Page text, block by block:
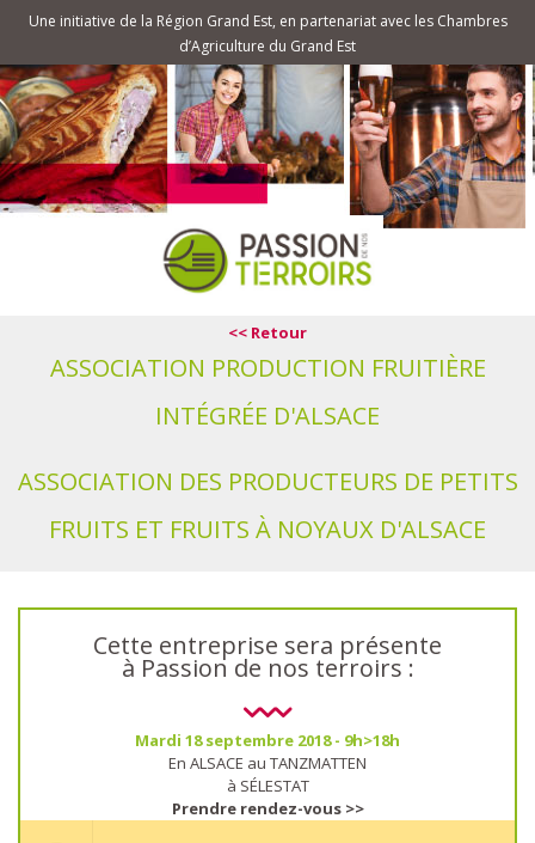
Une initiative de la Région Grand Est, en partenariat avec les Chambres
d’Agriculture du Grand Est
<< Retour
ASSOCIATION PRODUCTION FRUITIÈRE
INTÉGRÉE D'ALSACE
ASSOCIATION DES PRODUCTEURS DE PETITS
FRUITS ET FRUITS À NOYAUX D'ALSACE
Cette entreprise sera présente
à Passion de nos terroirs :
Mardi 18 septembre 2018 - 9h>18h
En ALSACE au TANZMATTEN
à SÉLESTAT
Prendre rendez-vous >>